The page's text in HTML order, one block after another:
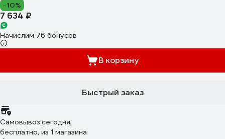
-10%
7 634 ₽
Начислим 76 бонусов
В корзину
Быстрый заказ
Самовывоз:сегодня,
бесплатно, из 1 магазина